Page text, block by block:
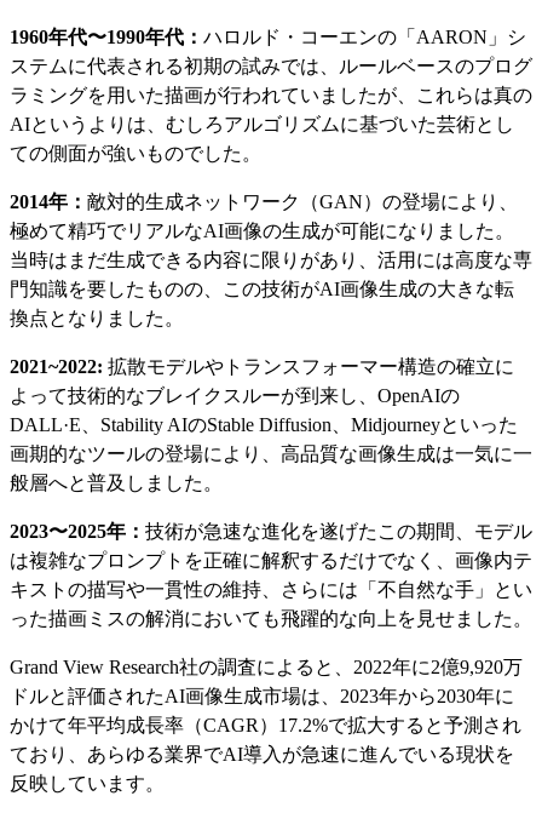
1960年代〜1990年代： ハロルド・コーエンの「AARON」シ
ステムに代表される初期の試みでは、ルールベースのプログ
ラミングを用いた描画が行われていましたが、これらは真の
AIというよりは、むしろアルゴリズムに基づいた芸術とし
ての側面が強いものでした。
2014年： 敵対的生成ネットワーク（GAN）の登場により、
極めて精巧でリアルなAI画像の生成が可能になりました。
当時はまだ生成できる内容に限りがあり、活用には高度な専
門知識を要したものの、この技術がAI画像生成の大きな転
換点となりました。
2021~2022: 拡散モデルやトランスフォーマー構造の確立に
よって技術的なブレイクスルーが到来し、OpenAIの
DALL·E、Stability AIのStable Diffusion、Midjourneyといった
画期的なツールの登場により、高品質な画像生成は一気に一
般層へと普及しました。
2023〜2025年： 技術が急速な進化を遂げたこの期間、モデル
は複雑なプロンプトを正確に解釈するだけでなく、画像内テ
キストの描写や一貫性の維持、さらには「不自然な手」とい
った描画ミスの解消においても飛躍的な向上を見せました。
Grand View Research社の調査によると、2022年に2億9,920万
ドルと評価されたAI画像生成市場は、2023年から2030年に
かけて年平均成長率（CAGR）17.2%で拡大すると予測され
ており、あらゆる業界でAI導入が急速に進んでいる現状を
反映しています。